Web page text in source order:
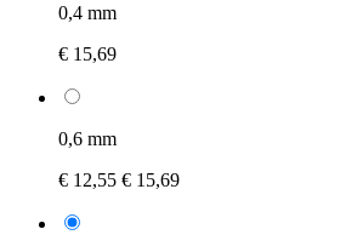
0,4 mm
€ 15,69
0,6 mm
€ 12,55 € 15,69